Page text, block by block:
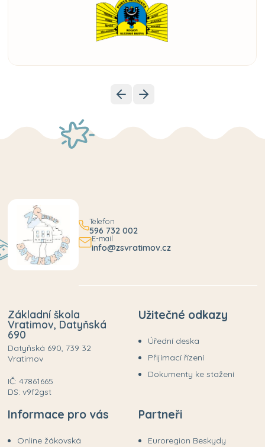
Telefon
596 732 002
E-mail
info@zsvratimov.cz
Základní škola
Vratimov, Datyňská
690
Datyňská 690, 739 32
Vratimov
IČ: 47861665
DS: v9f2gst
Užitečné odkazy
Úřední deska
Přijímací řízení
Dokumenty ke stažení
Informace pro vás
Online žákovská
Partneři
Euroregion Beskydy